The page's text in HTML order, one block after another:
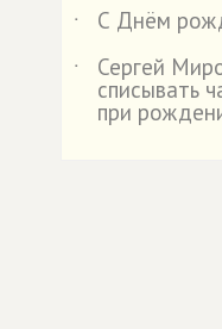
˙
С Днём
˙
Сергей
списывать
при